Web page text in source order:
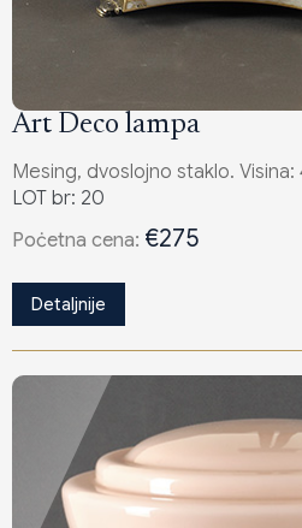
Art Deco lampa
Mesing, dvoslojno staklo. Visina:
LOT br: 20
Poċetna cena: €275
Detaljnije